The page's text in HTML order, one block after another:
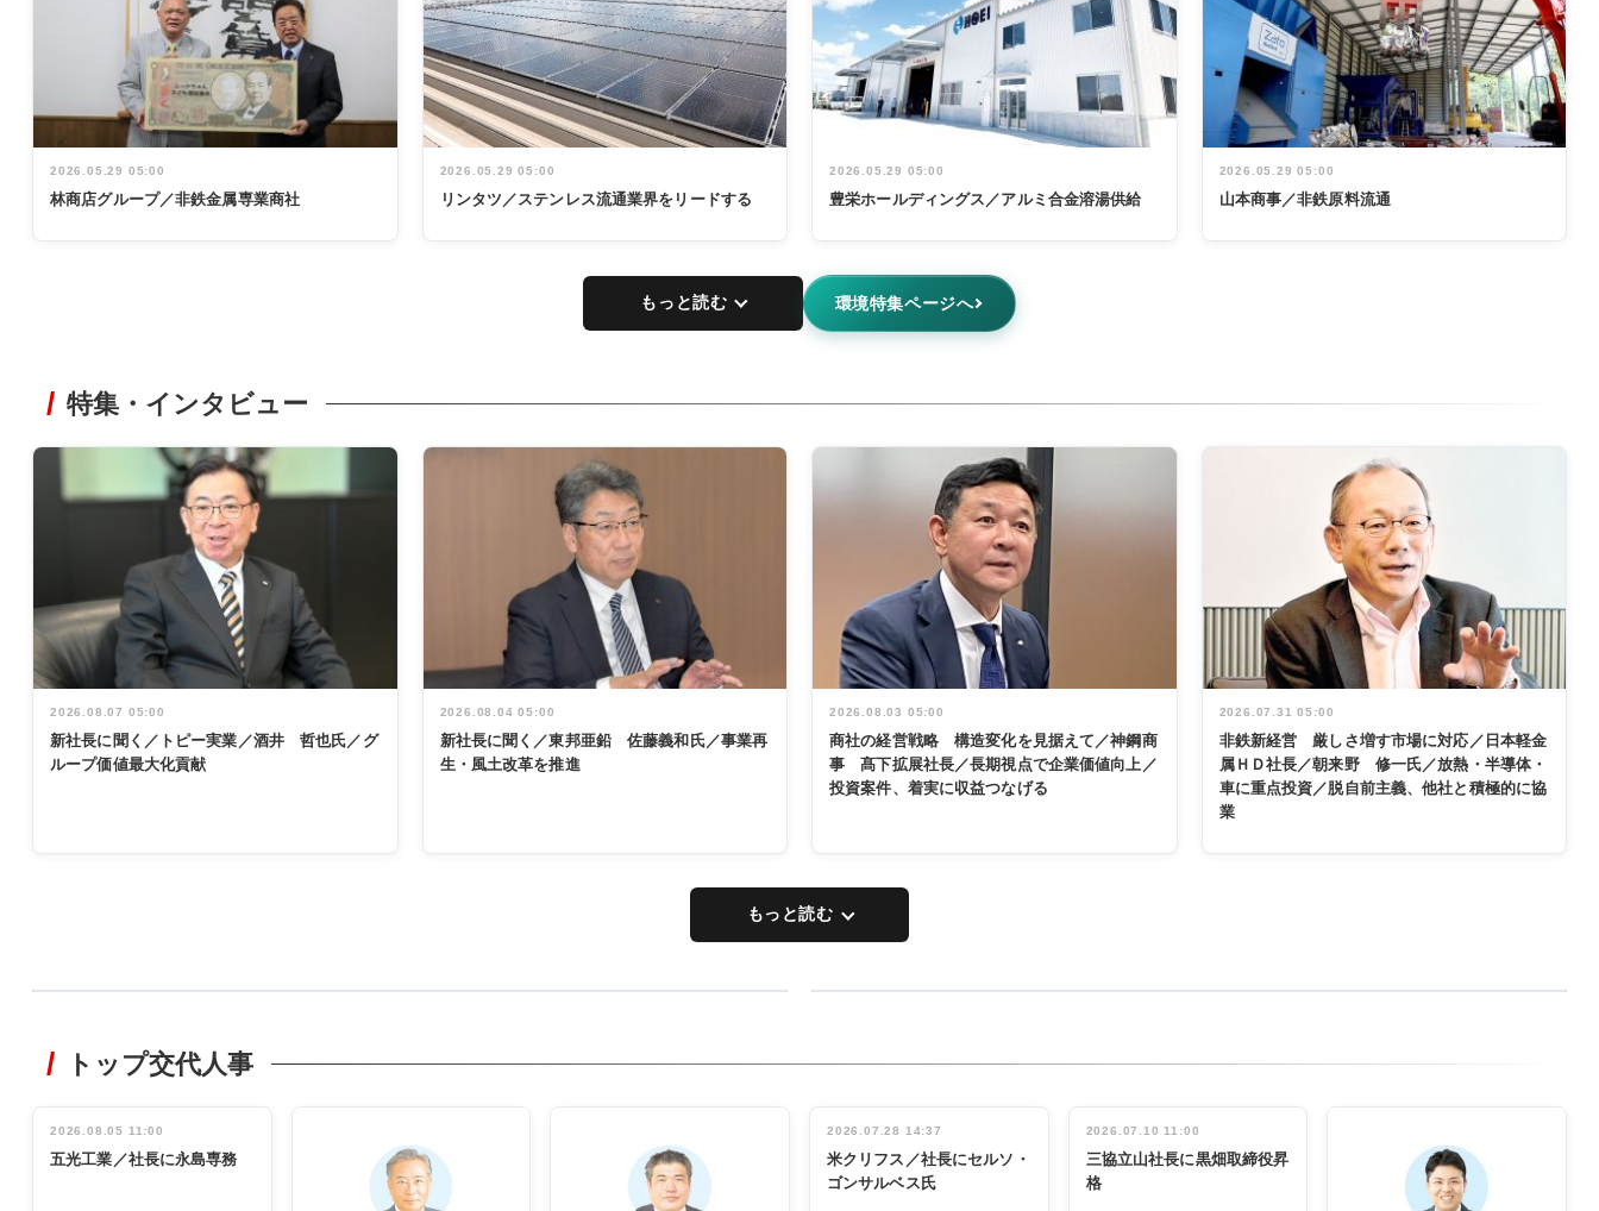
2026.05.29 05:00
林商店グループ／非鉄金属専業商社
2026.05.29 05:00
リンタツ／ステンレス流通業界をリードする
2026.05.29 05:00
豊栄ホールディングス／アルミ合金溶湯供給
2026.05.29 05:00
山本商事／非鉄原料流通
もっと読む 環境特集ページへ
特集・インタビュー
2026.08.07 05:00
新社長に聞く／トピー実業／酒井 哲也氏／グ
ループ価値最大化貢献
2026.08.04 05:00
新社長に聞く／東邦亜鉛 佐藤義和氏／事業再
生・風土改革を推進
2026.08.03 05:00
商社の経営戦略 構造変化を見据えて／神鋼商
事 髙下拡展社長／長期視点で企業価値向上／
投資案件、着実に収益つなげる
2026.07.31 05:00
非鉄新経営 厳しさ増す市場に対応／日本軽金
属ＨＤ社長／朝来野 修一氏／放熱・半導体・
車に重点投資／脱自前主義、他社と積極的に協
業
もっと読む
非鉄業界で
管理職編
インタビュ
ー／社内ア
INTERVIEW
念祝う 業界
関係者ら220
人出席
トップ交代人事
2026.08.05 11:00
五光工業／社長に永島専務
2026.07.28 14:37
米クリフス／社長にセルソ・
ゴンサルベス氏
2026.07.10 11:00
三協立山社長に黒畑取締役昇
格